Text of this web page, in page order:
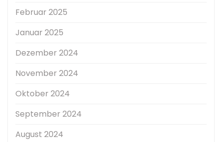
Februar 2025
Januar 2025
Dezember 2024
November 2024
Oktober 2024
September 2024
August 2024